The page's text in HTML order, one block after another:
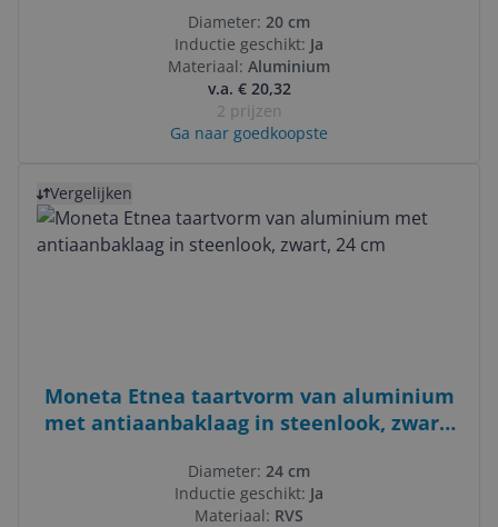
Diameter: 20 cm
Inductie geschikt: Ja
Materiaal: Aluminium
v.a. € 20,32
2 prijzen
Ga naar goedkoopste
Vergelijken
Moneta Etnea taartvorm van aluminium
met antiaanbaklaag in steenlook, zwart,
Diameter: 24 cm
Inductie geschikt: Ja
Materiaal: RVS